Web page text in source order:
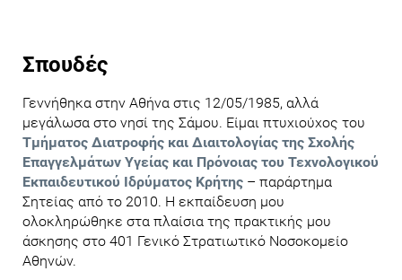
Σπουδές
Γεννήθηκα στην Αθήνα στις 12/05/1985, αλλά
μεγάλωσα στο νησί της Σάμου. Είμαι πτυχιούχος του
Τμήματος Διατροφής και Διαιτολογίας της Σχολής
Επαγγελμάτων Υγείας και Πρόνοιας του Τεχνολογικού
Εκπαιδευτικού Ιδρύματος Κρήτης – παράρτημα
Σητείας από το 2010. Η εκπαίδευση μου
ολοκληρώθηκε στα πλαίσια της πρακτικής μου
άσκησης στο 401 Γενικό Στρατιωτικό Νοσοκομείο
Αθηνών.